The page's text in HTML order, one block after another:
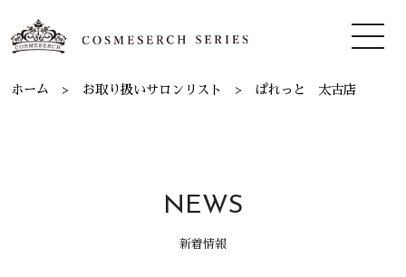
ホーム お取り扱いサロンリスト ぱれっと 太古店
NEWS
新着情報